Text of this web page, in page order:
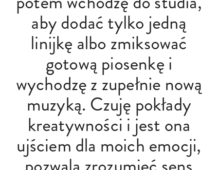
aby dodać tylko jedną
linijkę albo zmiksować
gotową piosenkę i
wychodzę z zupełnie nową
muzyką. Czuję pokłady
kreatywności i jest ona
ujściem dla moich emocji,